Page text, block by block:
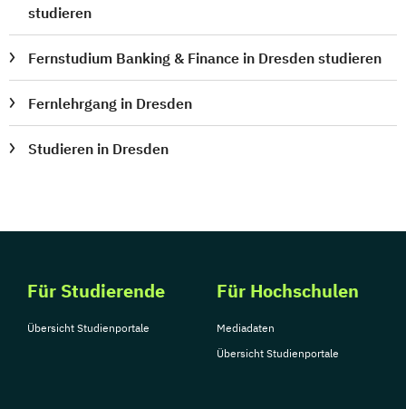
studieren
Fernstudium Banking & Finance in Dresden studieren
Fernlehrgang in Dresden
Studieren in Dresden
Für Studierende
Übersicht Studienportale
Für Hochschulen
Mediadaten
Übersicht Studienportale